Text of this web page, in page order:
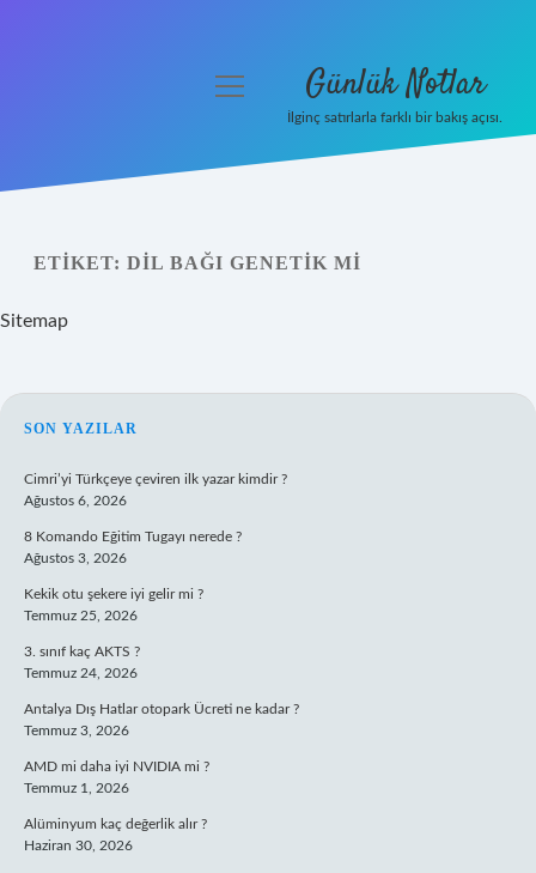
Yasal Uyarı
Hakkımızda
menüyü
Günlük Notlar
İlginç satırlarla farklı bir bakış açısı.
ETIKET: DIL BAĞI GENETIK MI
Sitemap
SIDEBAR
SON YAZILAR
Cimri’yi Türkçeye çeviren ilk yazar kimdir ?
Ağustos 6, 2026
8 Komando Eğitim Tugayı nerede ?
Ağustos 3, 2026
Kekik otu şekere iyi gelir mi ?
Temmuz 25, 2026
3. sınıf kaç AKTS ?
Temmuz 24, 2026
Antalya Dış Hatlar otopark Ücreti ne kadar ?
Temmuz 3, 2026
AMD mi daha iyi NVIDIA mi ?
Temmuz 1, 2026
Alüminyum kaç değerlik alır ?
Haziran 30, 2026